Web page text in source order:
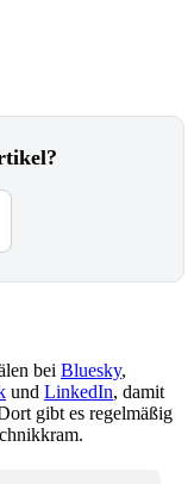
bei Bluesky,
und LinkedIn, damit
gibt es regelmäßig